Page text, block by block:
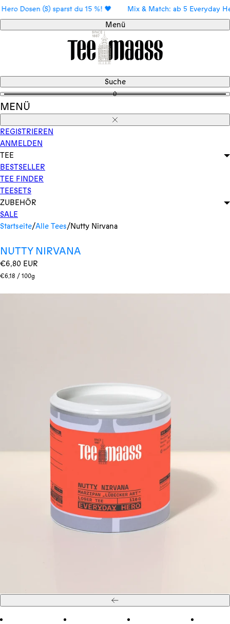
Direkt
zum
Inhalt
(S) sparst du 15 %! 🖤 Mix & Match: ab 5 Everyday Hero
Menü
Suche
0
MENÜ
Schließen
REGISTRIEREN
ANMELDEN
TEE
BESTSELLER
TEE FINDER
TEESETS
ZUBEHÖR
SALE
Startseite/Alle Tees/Nutty Nirvana
NUTTY NIRVANA
Regulärer
Preis
€6,80 EUR
Stückpreis
€6,18 /pro
100g